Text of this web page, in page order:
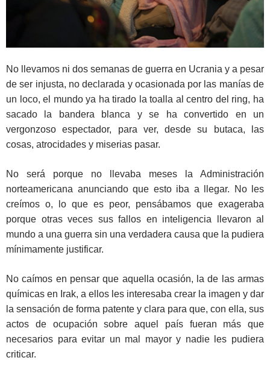
No llevamos ni dos semanas de guerra en Ucrania y a pesar
de ser injusta, no declarada y ocasionada por las manías de
un loco, el mundo ya ha tirado la toalla al centro del ring, ha
sacado la bandera blanca y se ha convertido en un
vergonzoso espectador, para ver, desde su butaca, las
cosas, atrocidades y miserias pasar.
No será porque no llevaba meses la Administración
norteamericana anunciando que esto iba a llegar. No les
creímos o, lo que es peor, pensábamos que exageraba
porque otras veces sus fallos en inteligencia llevaron al
mundo a una guerra sin una verdadera causa que la pudiera
mínimamente justificar.
No caímos en pensar que aquella ocasión, la de las armas
químicas en Irak, a ellos les interesaba crear la imagen y dar
la sensación de forma patente y clara para que, con ella, sus
actos de ocupación sobre aquel país fueran más que
necesarios para evitar un mal mayor y nadie les pudiera
criticar.